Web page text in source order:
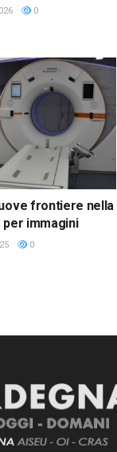
0
frontiere nella
immagini
0